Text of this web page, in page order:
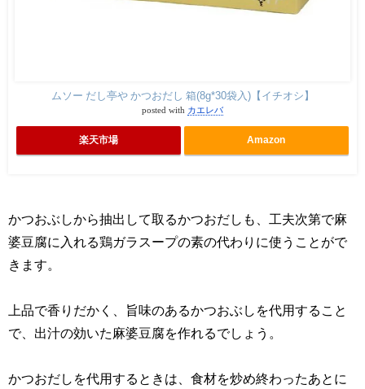
ムソー だし亭や かつおだし 箱(8g*30袋入)【イチオシ】
posted with カエレバ
楽天市場 Amazon
かつおぶしから抽出して取るかつおだしも、工夫次第で麻
婆豆腐に入れる鶏ガラスープの素の代わりに使うことがで
きます。
上品で香りだかく、旨味のあるかつおぶしを代用すること
で、出汁の効いた麻婆豆腐を作れるでしょう。
かつおだしを代用するときは、食材を炒め終わったあとに